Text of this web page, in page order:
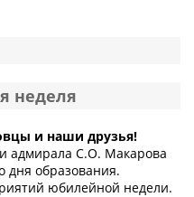
неделя
и наши друзья!
адмирала С.О. Макарова
дня образования.
юбилейной недели.